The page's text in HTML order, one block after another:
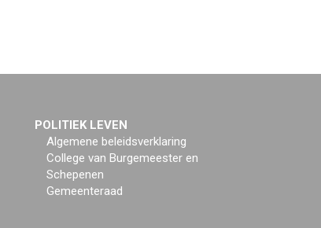
POLITIEK LEVEN
Algemene beleidsverklaring
College van Burgemeester en
Schepenen
Gemeenteraad